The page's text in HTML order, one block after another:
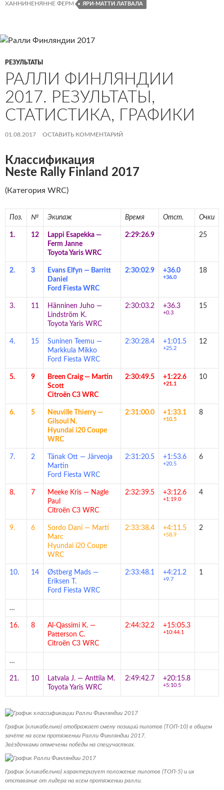
ХАННИНЕНЯННЕ ФЕРМ
ЯРИ-МАТТИ ЛАТВАЛА
РЕЗУЛЬТАТЫ
РАЛЛИ ФИНЛЯНДИИ
2017. РЕЗУЛЬТАТЫ,
СТАТИСТИКА, ГРАФИКИ
01.08.2017 ОСТАВИТЬ КОММЕНТАРИЙ
Классификация
Neste Rally Finland 2017
(Категория WRC)
Поз. № Экипаж Время Отст. Очки
1. 12 Lappi Esapekka —
Ferm Janne
Toyota Yaris WRC
2:29:26.9 25
2. 3 Evans Elfyn — Barritt
Daniel
Ford Fiesta WRC
2:30:02.9 +36.0
+36.0
18
3. 11 Hänninen Juho —
Lindström K.
Toyota Yaris WRC
2:30:03.2 +36.3
+0.3
15
4. 15 Suninen Teemu —
Markkula Mikko
Ford Fiesta WRC
2:30:28.4 +1:01.5
+25.2
12
5. 9 Breen Craig— Martin
Scott
Citroën C3 WRC
2:30:49.5 +1:22.6
+21.1
10
6. 5 Neuville Thierry—
Gilsoul N.
Hyundai i20 Coupe
WRC
2:31:00.0 +1:33.1
+10.5
8
7. 2 Tänak Ott — Järveoja
Martin
Ford Fiesta WRC
2:31:20.5 +1:53.6
+20.5
6
8. 7 Meeke Kris — Nagle
Paul
Citroën C3 WRC
2:32:39.5 +3:12.6
+1:19.0
4
9. 6 Sordo Dani — Martí
Marc
Hyundai i20 Coupe
WRC
2:33:38.4 +4:11.5
+58.9
2
10. 14 Østberg Mads —
Eriksen T.
Ford Fiesta WRC
2:33:48.1 +4:21.2
+9.7
1
…
16. 8 Al-Qassimi K. —
Patterson C.
Citroën C3 WRC
2:44:32.2 +15:05.3
+10:44.1
…
21. 10 Latvala J. — Anttila M.
Toyota Yaris WRC
2:49:42.7 +20:15.8
+5:10.5
График (кликабельно) отображает смену позиций пилотов (ТОП-10) в общем
зачёте на всем протяжении Ралли Финляндии 2017.
Звёздочками отмечены победы на спецучастках.
График (кликабельно) характеризует положение пилотов (ТОП-5) и их
отставание от лидера на всем протяжении ралли.